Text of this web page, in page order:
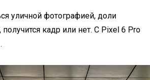
уличной фотографией, доли
кадр или нет. С Pixel 6 Pro